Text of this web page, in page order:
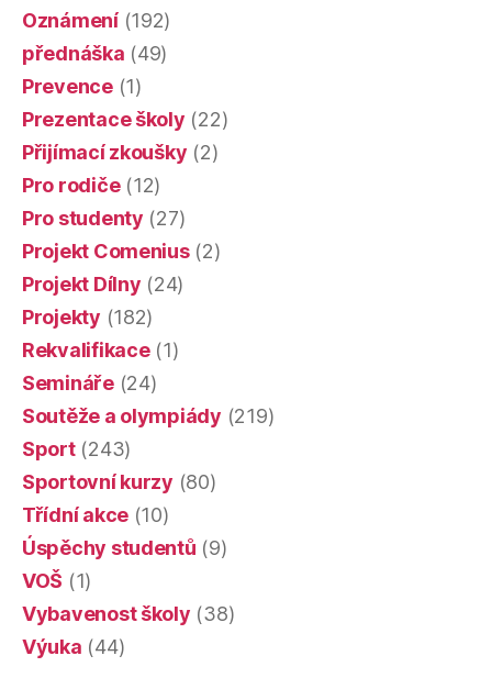
Oznámení(192)
přednáška (49)
Prevence(1)
Prezentace školy (22)
Přijímací zkoušky (2)
Pro rodiče(12)
Pro studenty (27)
Projekt Comenius(2)
Projekt Dílny (24)
Projekty (182)
Rekvalifikace(1)
Semináře(24)
Soutěže a olympiády (219)
Sport(243)
Sportovní kurzy (80)
Třídní akce (10)
Úspěchy studentů (9)
VOŠ (1)
Vybavenost školy (38)
Výuka (44)